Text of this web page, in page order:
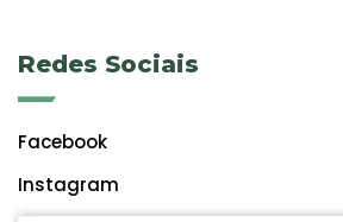
Redes Sociais
Facebook
Instagram